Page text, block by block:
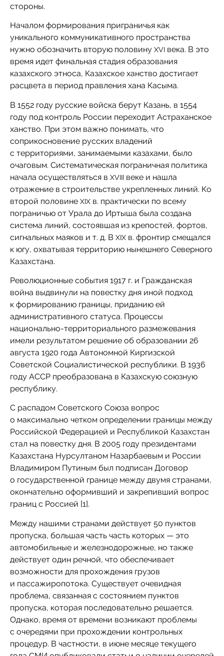
стороны.
Началом формирования приграничья как
уникального коммуникативного пространства
нужно обозначить вторую половину XVI века. В это
время идет финальная стадия образования
казахского этноса, Казахское ханство достигает
расцвета в период правления хана Касыма.
В 1552 году русские войска берут Казань, в 1554
году под контроль России переходит Астраханское
ханство. При этом важно понимать, что
соприкосновение русских владений
с территориями, занимаемыми казахами, было
очаговым. Систематическая пограничная политика
начала осуществляться в XVIII веке и нашла
отражение в строительстве укрепленных линий. Ко
второй половине XIX в. практически по всему
пограничью от Урала до Иртыша была создана
система линий, состоявшая из крепостей, фортов,
сигнальных маяков и т. д. В XIX в. фронтир смещался
к югу, охватывая территорию нынешнего Северного
Казахстана.
Революционные события 1917 г. и Гражданская
война выдвинули на повестку дня иной подход
к формированию границы, приданию ей
административного статуса. Процессы
национально-территориального размежевания
имели результатом решение об образовании 26
августа 1920 года Автономной Киргизской
Советской Социалистической республики. В 1936
году АССР преобразована в Казахскую союзную
республику.
С распадом Советского Союза вопрос
о максимально четком определении границы между
Российской Федерацией и Республикой Казахстан
стал на повестку дня. В 2005 году президентами
Казахстана Нурсултаном Назарбаевым и России
Владимиром Путиным был подписан Договор
о государственной границе между двумя странами,
окончательно оформивший и закрепивший вопрос
границ с Россией [1].
Между нашими странами действует 50 пунктов
пропуска, большая часть часть которых — это
автомобильные и железнодорожные, но также
действует один речной, что обеспечивает
возможности для прохождения грузов
и пассажиропотока. Существует очевидная
проблема, связанная с состоянием пунктов
пропуска, которая последовательно решается.
Однако, время от времени возникают проблемы
с очередями при прохождении контрольных
процедур. В частности, в июне месяце текущего